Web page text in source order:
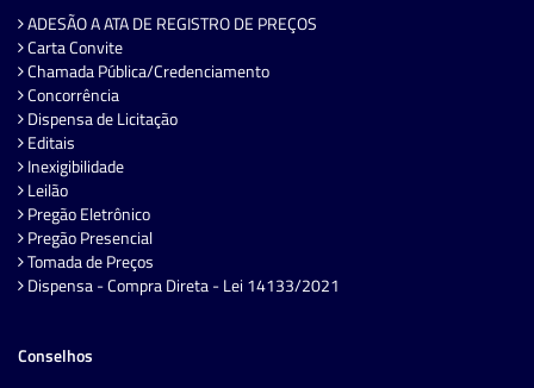
ADESÃO A ATA DE REGISTRO DE PREÇOS
Carta Convite
Chamada Pública/Credenciamento
Concorrência
Dispensa de Licitação
Editais
Inexigibilidade
Leilão
Pregão Eletrônico
Pregão Presencial
Tomada de Preços
Dispensa - Compra Direta - Lei 14133/2021
Conselhos